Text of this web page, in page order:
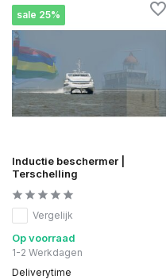
sale 25%
Inductie beschermer |
Terschelling
Vergelijk
Op voorraad
1-2 Werkdagen
Deliverytime